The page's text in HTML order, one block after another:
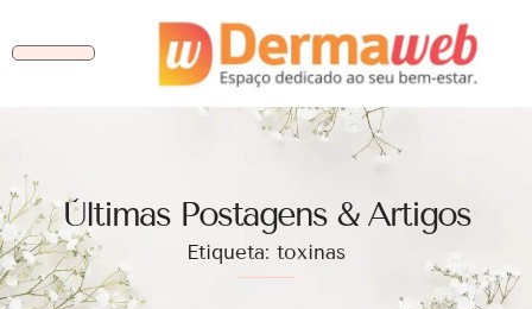
Ùltimas Postagens & Artigos
Etiqueta: toxinas